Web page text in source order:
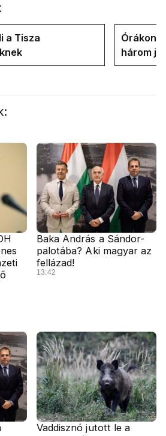
a Tisza
Órákon
három
államfőt
Baka András a Sándor-
palotába? Aki magyar az
fellázad!
13:42
Vaddisznó jutott le a